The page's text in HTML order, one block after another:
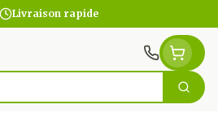
Livraison rapide